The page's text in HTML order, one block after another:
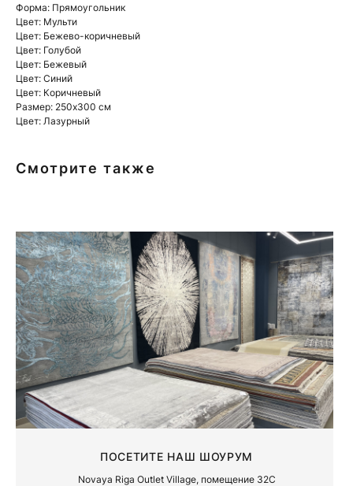
Форма: Прямоугольник
Цвет: Мульти
Цвет: Бежево-коричневый
Цвет: Голубой
Цвет: Бежевый
Цвет: Синий
Цвет: Коричневый
Размер: 250x300 см
Цвет: Лазурный
Смотрите также
Novaya Riga Outlet Village, помещение 32С
ПОСЕТИТЕ НАШ ШОУРУМ